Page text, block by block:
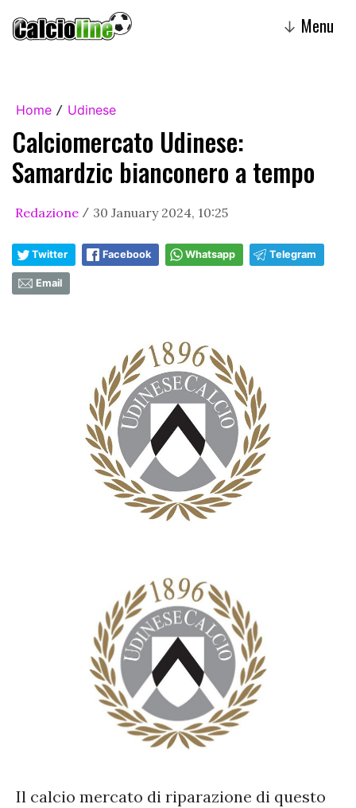
↓ Menu
Home / Udinese
Calciomercato Udinese:
Samardzic bianconero a tempo
Redazione / 30 January 2024, 10:25
Twitter Facebook Whatsapp Telegram
Email
Il calcio mercato di riparazione di questo